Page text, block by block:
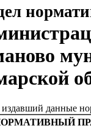
данные